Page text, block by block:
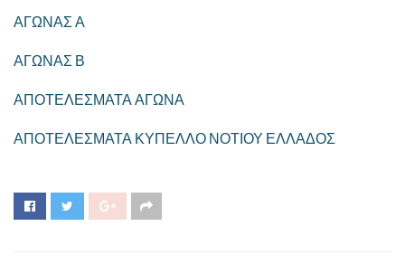
ΑΓΩΝΑΣ Α
ΑΓΩΝΑΣ Β
ΑΠΟΤΕΛΕΣΜΑΤΑ ΑΓΩΝΑ
ΑΠΟΤΕΛΕΣΜΑΤΑ ΚΥΠΕΛΛΟ ΝΟΤΙΟΥ ΕΛΛΑΔΟΣ